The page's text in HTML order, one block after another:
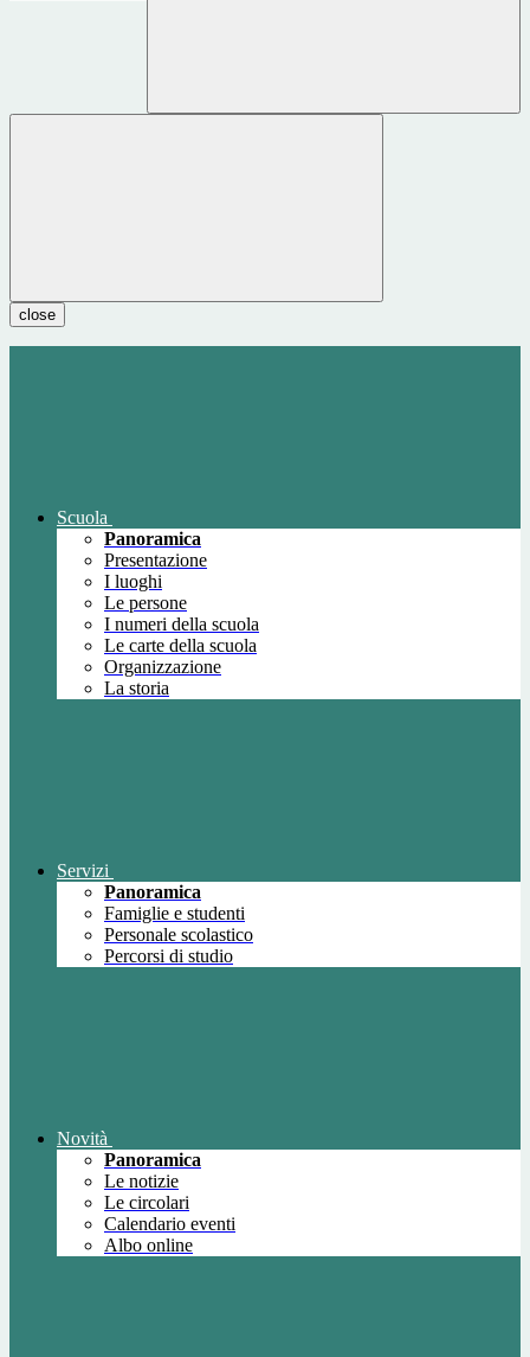
close
Scuola
Panoramica
Presentazione
I luoghi
Le persone
I numeri della scuola
Le carte della scuola
Organizzazione
La storia
Servizi
Panoramica
Famiglie e studenti
Personale scolastico
Percorsi di studio
Novità
Panoramica
Le notizie
Le circolari
Calendario eventi
Albo online